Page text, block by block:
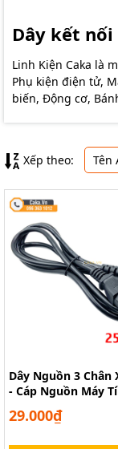
Dây kết nối
Linh Kiện Caka là
Phụ kiện điện tử,
biến, Động cơ,
Xếp theo: Tên
Dây Nguồn 3 Chân
- Cáp Nguồn Máy
29.000₫